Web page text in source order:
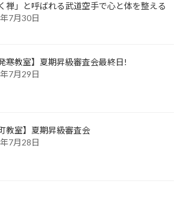
く禅」と呼ばれる武道空手で心と体を整える
7月30日
発寒教室】夏期昇級審査会最終日!
7月29日
町教室】夏期昇級審査会
7月28日